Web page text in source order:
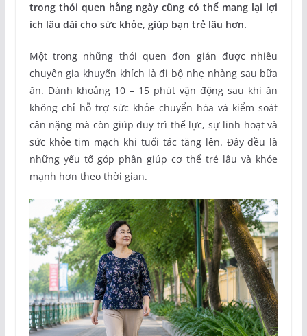
trong thói quen hằng ngày cũng có thể mang lại lợi
ích lâu dài cho sức khỏe, giúp bạn trẻ lâu hơn.
Một trong những thói quen đơn giản được nhiều
chuyên gia khuyến khích là đi bộ nhẹ nhàng sau bữa
ăn. Dành khoảng 10 – 15 phút vận động sau khi ăn
không chỉ hỗ trợ sức khỏe chuyển hóa và kiểm soát
cân nặng mà còn giúp duy trì thể lực, sự linh hoạt và
sức khỏe tim mạch khi tuổi tác tăng lên. Đây đều là
những yếu tố góp phần giúp cơ thể trẻ lâu và khỏe
mạnh hơn theo thời gian.